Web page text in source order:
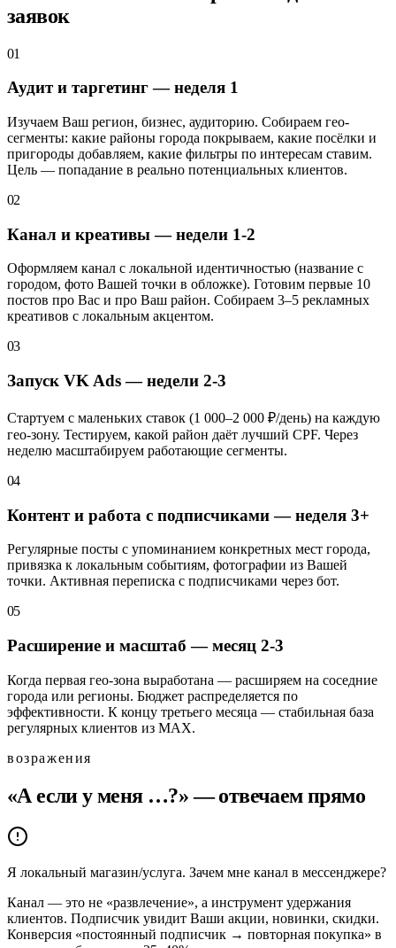
заявок
01
Аудит и таргетинг — неделя 1
Изучаем Ваш регион, бизнес, аудиторию. Собираем гео-
сегменты: какие районы города покрываем, какие посёлки и
пригороды добавляем, какие фильтры по интересам ставим.
Цель — попадание в реально потенциальных клиентов.
02
Канал и креативы — недели 1-2
Оформляем канал с локальной идентичностью (название с
городом, фото Вашей точки в обложке). Готовим первые 10
постов про Вас и про Ваш район. Собираем 3–5 рекламных
креативов с локальным акцентом.
03
Запуск VK Ads — недели 2-3
Стартуем с маленьких ставок (1 000–2 000 ₽/день) на каждую
гео-зону. Тестируем, какой район даёт лучший CPF. Через
неделю масштабируем работающие сегменты.
04
Контент и работа с подписчиками — неделя 3+
Регулярные посты с упоминанием конкретных мест города,
привязка к локальным событиям, фотографии из Вашей
точки. Активная переписка с подписчиками через бот.
05
Расширение и масштаб — месяц 2-3
Когда первая гео-зона выработана — расширяем на соседние
города или регионы. Бюджет распределяется по
эффективности. К концу третьего месяца — стабильная база
регулярных клиентов из MAX.
возражения
«А если у меня …?» — отвечаем прямо
Я локальный магазин/услуга. Зачем мне канал в мессенджере?
Канал — это не «развлечение», а инструмент удержания
клиентов. Подписчик увидит Ваши акции, новинки, скидки.
Конверсия «постоянный подписчик → повторная покупка» в